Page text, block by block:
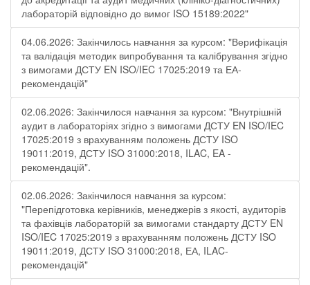
лабораторій відповідно до вимог ISO 15189:2022"
04.06.2026: Закінчилось навчання за курсом: "Верифікація
та валідація методик випробування та калібрування згідно
з вимогами ДСТУ EN ISO/IEC 17025:2019 та ЕА-
рекомендацій"
02.06.2026: Закінчилося навчання за курсом: "Внутрішній
аудит в лабораторіях згідно з вимогами ДСТУ EN ISO/IEC
17025:2019 з врахуванням положень ДСТУ ISO
19011:2019, ДСТУ ISO 31000:2018, ILAC, EA -
рекомендацій".
02.06.2026: Закінчилося навчання за курсом:
"Перепідготовка керівників, менеджерів з якості, аудиторів
та фахівців лабораторій за вимогами стандарту ДСТУ EN
ISO/IEC 17025:2019 з врахуванням положень ДСТУ ISO
19011:2019, ДСТУ ISO 31000:2018, ЕА, ILAC-
рекомендацій"